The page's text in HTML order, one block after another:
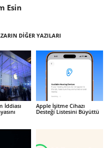
Esin
DİĞER YAZILARI
İddiası
Apple İşitme Cihazı
Desteği Listesini Büyüttü